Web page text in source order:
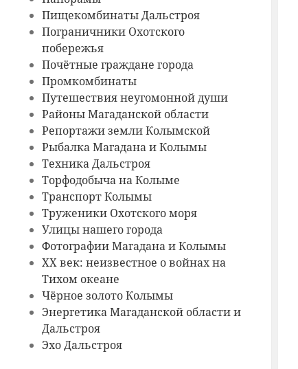
Пищекомбинаты Дальстроя
Пограничники Охотского
побережья
Почётные граждане города
Промкомбинаты
Путешествия неугомонной души
Районы Магаданской области
Репортажи земли Колымской
Рыбалка Магадана и Колымы
Техника Дальстроя
Торфодобыча на Колыме
Транспорт Колымы
Труженики Охотского моря
Улицы нашего города
Фотографии Магадана и Колымы
ХХ век: неизвестное о войнах на
Тихом океане
Чёрное золото Колымы
Энергетика Магаданской области и
Дальстроя
Эхо Дальстроя